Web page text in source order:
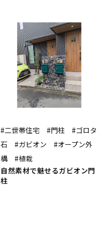
#二世帯住宅 #門柱 #ゴロタ
石 #ガビオン #オープン外
構 #植栽
自然素材で魅せるガビオン門
柱